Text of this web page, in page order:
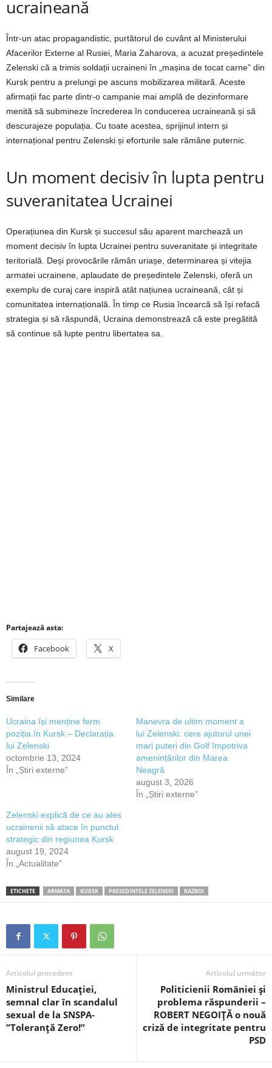
ucraineană
Într-un atac propagandistic, purtătorul de cuvânt al Ministerului
Afacerilor Externe al Rusiei, Maria Zaharova, a acuzat președintele
Zelenski că a trimis soldații ucraineni în „mașina de tocat carne” din
Kursk pentru a prelungi pe ascuns mobilizarea militară. Aceste
afirmații fac parte dintr-o campanie mai amplă de dezinformare
menită să submineze încrederea în conducerea ucraineană și să
descurajeze populația. Cu toate acestea, sprijinul intern și
internațional pentru Zelenski și eforturile sale rămâne puternic.
Un moment decisiv în lupta pentru
suveranitatea Ucrainei
Operațiunea din Kursk și succesul său aparent marchează un
moment decisiv în lupta Ucrainei pentru suveranitate și integritate
teritorială. Deși provocările rămân uriașe, determinarea și vitejia
armatei ucrainene, aplaudate de președintele Zelenski, oferă un
exemplu de curaj care inspiră atât națiunea ucraineană, cât și
comunitatea internațională. În timp ce Rusia încearcă să își refacă
strategia și să răspundă, Ucraina demonstrează că este pregătită
să continue să lupte pentru libertatea sa.
Partajează asta:
Facebook X
Similare
Ucraina își menține ferm
poziția în Kursk – Declarația
lui Zelenski
octombrie 13, 2024
În „Știri externe”
Manevra de ultim moment a
lui Zelenski: cere ajutorul unei
mari puteri din Golf împotriva
amenințărilor din Marea
Neagră
august 3, 2026
În „Știri externe”
Zelenski explică de ce au ales
ucrainenii să atace în punctul
strategic din regiunea Kursk
august 19, 2024
În „Actualitate”
ETICHETE ARMATA KURSK PRESEDINTELE ZELENSKI RAZBOI
Articolul precedent
Ministrul Educației,
semnal clar în scandalul
sexual de la SNSPA-
”Toleranță Zero!”
Articolul următor
Politicienii României și
problema răspunderii –
ROBERT NEGOIȚĂ o nouă
criză de integritate pentru
PSD